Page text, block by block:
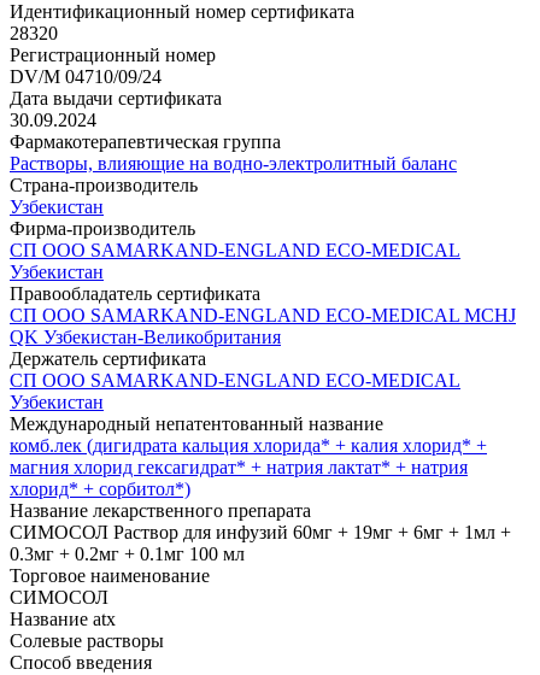
Идентификационный номер сертификата
28320
Регистрационный номер
DV/M 04710/09/24
Дата выдачи сертификата
30.09.2024
Фармакотерапевтическая группа
Растворы, влияющие на водно-электролитный баланс
Страна-производитель
Узбекистан
Фирма-производитель
СП ООО SAMARKAND-ENGLAND ECO-MEDICAL
Узбекистан
Правообладатель сертификата
СП ООО SAMARKAND-ENGLAND ECO-MEDICAL MCHJ
QK Узбекистан-Великобритания
Держатель сертификата
СП ООО SAMARKAND-ENGLAND ECO-MEDICAL
Узбекистан
Международный непатентованный название
комб.лек (дигидрата кальция хлорида* + калия хлорид* +
магния хлорид гексагидрат* + натрия лактат* + натрия
хлорид* + сорбитол*)
Название лекарственного препарата
СИМОСОЛ Раствор для инфузий 60мг + 19мг + 6мг + 1мл +
0.3мг + 0.2мг + 0.1мг 100 мл
Торговое наименование
СИМОСОЛ
Название atx
Солевые растворы
Способ введения